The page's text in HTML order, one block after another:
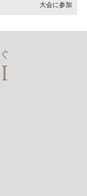
大会に参加